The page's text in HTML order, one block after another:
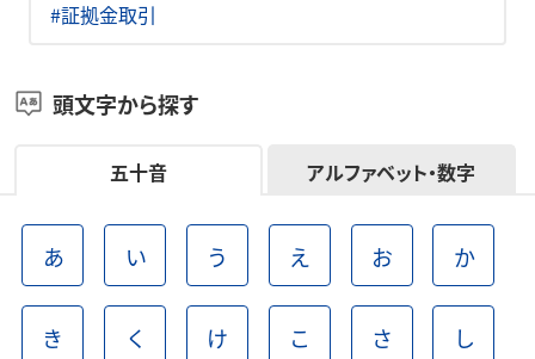
#証拠金取引
頭文字から探す
五十音 アルファベット・数字
あ い う え お か
き く け こ さ し